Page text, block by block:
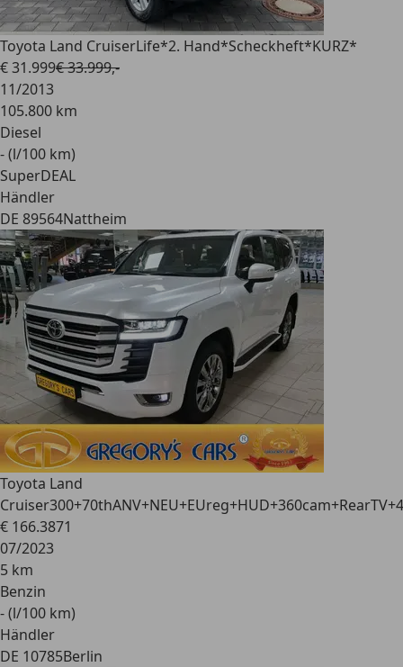
Toyota Land CruiserLife*2. Hand*Scheckheft*KURZ*
€ 31.999€ 33.999,-
11/2013
105.800 km
Diesel
- (l/100 km)
SuperDEAL
Händler
DE 89564Nattheim
Toyota Land
Cruiser
€ 166.3871
07/2023
5 km
Benzin
- (l/100 km)
Händler
DE 10785Berlin